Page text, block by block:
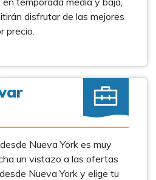
disfrutar de las mejores
precio.
Nueva York es muy
un vistazo a las ofertas
Nueva York y elige tu